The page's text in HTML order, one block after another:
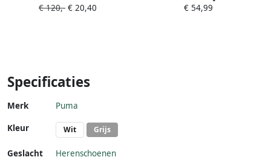
Black Dark Shadow
€ 120,- € 20,40
€ 54,99
Specificaties
Merk Puma
Kleur Wit Grijs
Geslacht
Herenschoenen